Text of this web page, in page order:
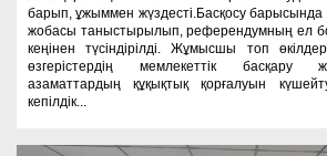
барып, ұжыммен жүздесті.Басқосу
жобасы таныстырылып, референдумның ел
кеңінен түсіндірілді. Жұмысшы топ
өзгерістердің мемлекеттік басқару
азаматтардың құқықтық қорғалуын
кепілдік...